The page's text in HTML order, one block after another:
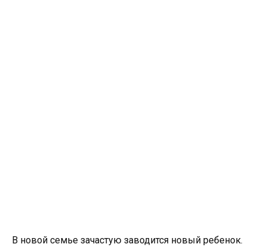
В новой семье зачастую заводится новый ребенок.